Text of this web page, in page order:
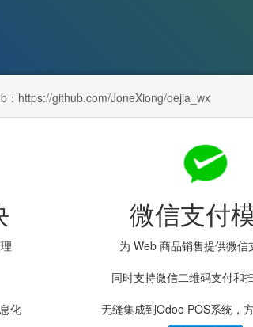
：https://github.com/JoneXiong/oejia_wx
化
微信支付
为 Web 商品销售提供微信
同时支持微信二维码支付和
无缝集成到Odoo POS系统，